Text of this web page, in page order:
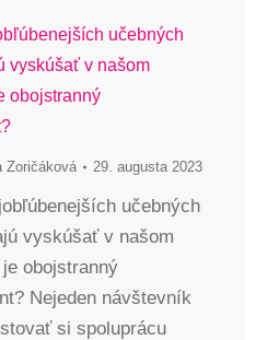
učebných
vyskúšať v našom
obojstranný
Zoričáková 29. augusta 2023
učebných
vyskúšať v našom
obojstranný
Nejeden návštevník
si spoluprácu